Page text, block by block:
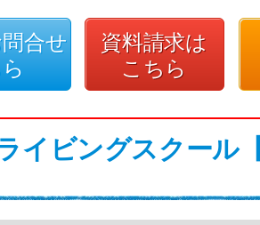
合せ
資料請求は
こちら
イビングスクール